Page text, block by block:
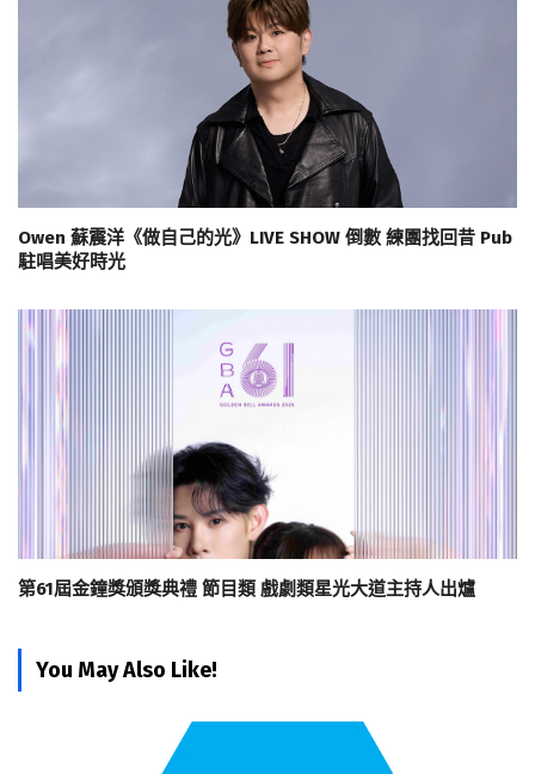
Owen 蘇震洋《做自己的光》LIVE SHOW 倒數 練團找回昔 Pub
駐唱美好時光
第61屆金鐘獎頒獎典禮 節目類 戲劇類星光大道主持人出爐
You May Also Like!